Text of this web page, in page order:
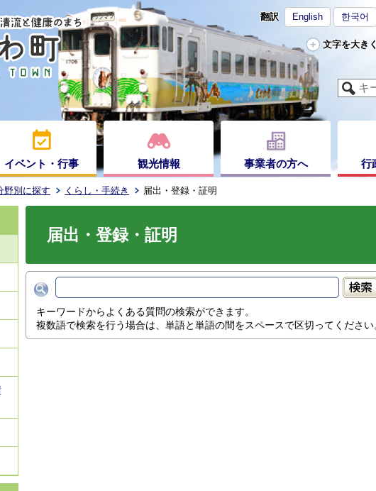
翻訳 English 한국어
文字を大き
イベント・行事 観光情報 事業者の方へ 行
野別に探す くらし・手続き 届出・登録・証明
届出・登録・証明
キーワードからよくある質問の検索ができます。
複数語で検索を行う場合は、単語と単語の間をスペースで区切ってください